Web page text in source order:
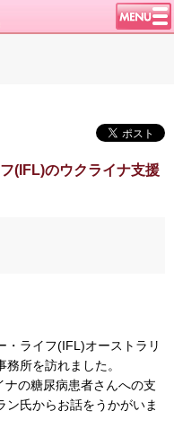
(IFL)のウクライナ支援
ライフ(IFL)オーストラリ
所を訪れました。
の糖尿病患者さんへの支
氏からお話をうかがいま